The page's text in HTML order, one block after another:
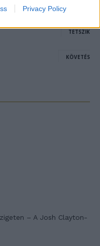
Privacy Policy
TETSZIK
KÖVETÉS
– A Josh Clayton-